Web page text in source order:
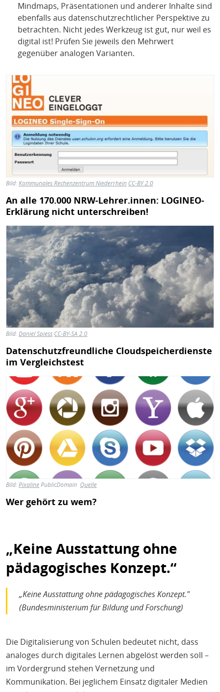
Mindmaps, Präsentationen und anderer Inhalte sind
ebenfalls aus datenschutzrechtlicher Perspektive zu
betrachten. Nicht jedes Werkzeug ist gut, nur weil es
digital ist! Prüfen Sie jeweils den Mehrwert
gegenüber analogen Varianten.
Bild
Bild:Kommunales Rechenzentrum Niederrhein CC-BY 2.0
An alle 170.000 NRW-Lehrer.innen: LOGINEO-
Erklärung nicht unterschreiben!
Bild
Bild:Daniel Spiess CC-BY-SA 2.0
Datenschutzfreundliche Cloudspeicherdienste
im Vergleichstest
Bild
Bild:PixalinePublicDomain Quelle
Wer gehört zu wem?
„Keine Ausstattung ohne
pädagogisches Konzept.“
„Keine Ausstattung ohne pädagogisches Konzept."
(Bundesministerium für Bildung und Forschung)
Die Digitalisierung von Schulen bedeutet nicht, dass
analoges durch digitales Lernen abgelöst werden soll –
im Vordergrund stehen Vernetzung und
Kommunikation. Bei jeglichem Einsatz digitaler Medien